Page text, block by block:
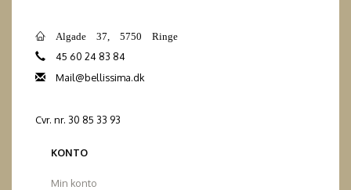
Algade 37, 5750 Ringe
45 60 24 83 84
Mail@bellissima.dk
Cvr. nr. 30 85 33 93
KONTO
Min konto